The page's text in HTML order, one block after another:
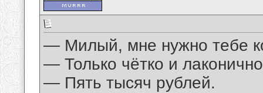
— Милый, мне нужно тебе
— Только чётко и
— Пять тысяч рублей.